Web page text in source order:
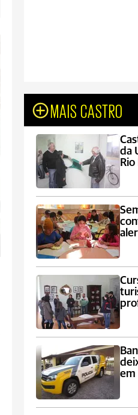
MAIS CASTRO
da
em